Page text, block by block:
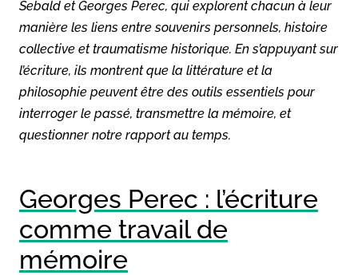
Sebald et Georges Perec, qui explorent chacun à leur
manière les liens entre souvenirs personnels, histoire
collective et traumatisme historique. En s’appuyant sur
l’écriture, ils montrent que la littérature et la
philosophie peuvent être des outils essentiels pour
interroger le passé, transmettre la mémoire, et
questionner notre rapport au temps.
Georges Perec : l’écriture
comme travail de
mémoire